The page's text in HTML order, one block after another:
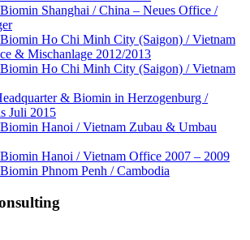
Shanghai / China – Neues Office /
Ho Chi Minh City (Saigon) / Vietnam
& Mischanlage 2012/2013
Ho Chi Minh City (Saigon) / Vietnam
& Biomin in Herzogenburg /
Juli 2015
Hanoi / Vietnam Zubau & Umbau
Hanoi / Vietnam Office 2007 – 2009
Phnom Penh / Cambodia